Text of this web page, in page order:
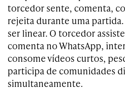
torcedor sente, comenta,
rejeita durante uma
ser linear. O torcedor
comenta no WhatsApp,
consome vídeos curtos,
participa de comunidades
simultaneamente.